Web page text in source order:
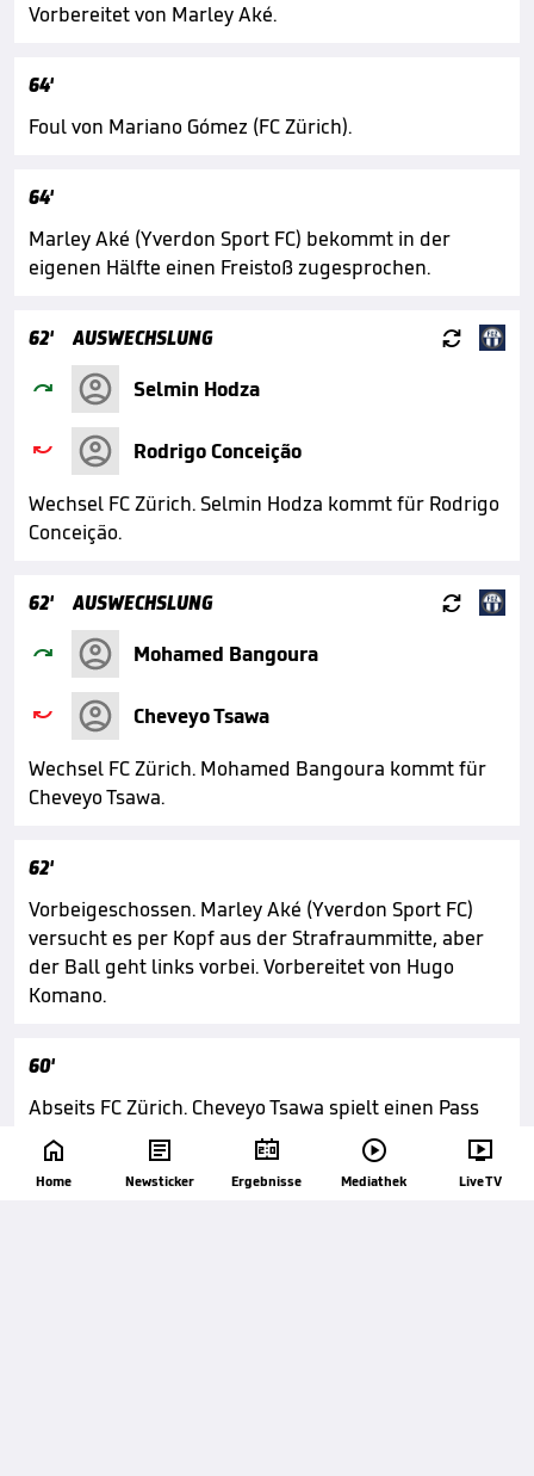
Vorbereitet von Marley Aké.
64'
Foul von Mariano Gómez (FC Zürich).
64'
Marley Aké (Yverdon Sport FC) bekommt in der
eigenen Hälfte einen Freistoß zugesprochen.
62' AUSWECHSLUNG 
 Selmin Hodza

Rodrigo Conceição
Wechsel FC Zürich. Selmin Hodza kommt für Rodrigo
Conceição.
62' AUSWECHSLUNG 
 Mohamed Bangoura

Cheveyo Tsawa
Wechsel FC Zürich. Mohamed Bangoura kommt für
Cheveyo Tsawa.
62'
Vorbeigeschossen. Marley Aké (Yverdon Sport FC)
versucht es per Kopf aus der Strafraummitte, aber
der Ball geht links vorbei. Vorbereitet von Hugo
Komano.
60'
Abseits FC Zürich. Cheveyo Tsawa spielt einen Pass
nach vorne, aber die Unparteiischen sehen Samuel
Ballet im Abseits.

Home

Newsticker

Ergebnisse

Mediathek

Live TV